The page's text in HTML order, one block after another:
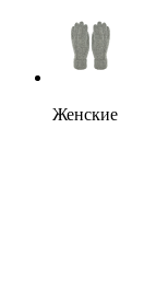
Женские